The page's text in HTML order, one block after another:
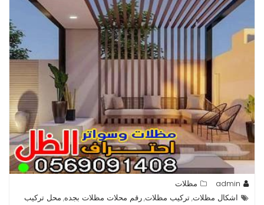
admin
مظلات
اشكال مظلات,تركيب مظلات,رقم محلات مظلات بجده, محل تركيب